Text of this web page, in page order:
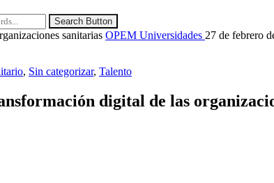
Search Button
sanitarias OPEM Universidades 27 de febrero
, Sin categorizar, Talento
digital de las